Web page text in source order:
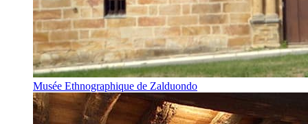
Musée Ethnographique de Zalduondo